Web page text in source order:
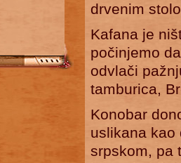
drvenim
Kafana je
počinjemo
odvlači
tamburica,
Konobar
uslikana kao
srpskom, pa